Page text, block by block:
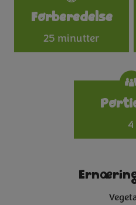
Forberedelse
25 minutter
4